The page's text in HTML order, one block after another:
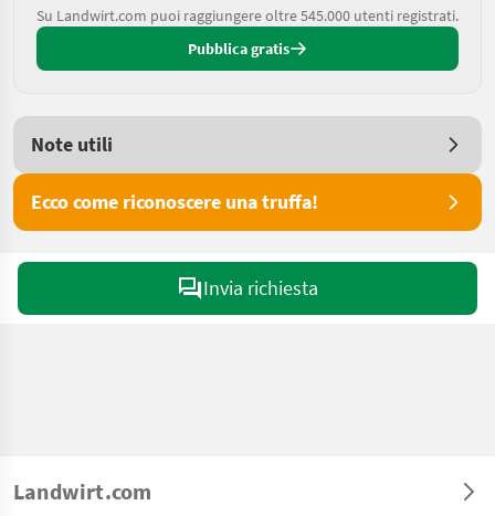
Su Landwirt.com puoi raggiungere oltre 545.000 utenti registrati.
Pubblica gratis
Note utili
Ecco come riconoscere una truffa!
Invia richiesta
Landwirt.com